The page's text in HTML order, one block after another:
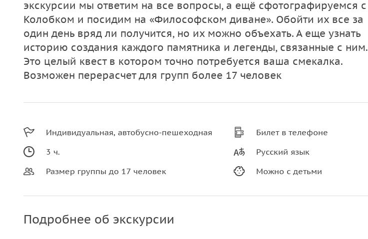
экскурсии мы ответим на все вопросы, а ещё сфотографируемся с
Колобком и посидим на «Философском диване». Обойти их все за
один день вряд ли получится, но их можно объехать. А еще узнать
историю создания каждого памятника и легенды, связанные с ним.
Это целый квест в котором точно потребуется ваша смекалка.
Возможен перерасчет для групп более 17 человек
Индивидуальная, автобусно-пешеходная
3 ч.
Размер группы до 17 человек
Билет в телефоне
Русский язык
Можно с детьми
Подробнее об экскурсии